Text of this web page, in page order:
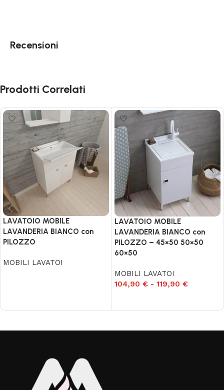
Recensioni
Prodotti Correlati
LAVATOIO MOBILE
LAVANDERIA BIANCO con
PILOZZO
MOBILI LAVATOI
LAVATOIO MOBILE
LAVANDERIA BIANCO con
PILOZZO – 45×50 50×50
60×50
MOBILI LAVATOI
104,90 € - 119,90 €